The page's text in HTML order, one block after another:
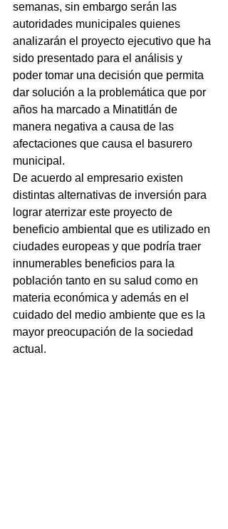
semanas, sin embargo serán las
autoridades municipales quienes
analizarán el proyecto ejecutivo que ha
sido presentado para el análisis y
poder tomar una decisión que permita
dar solución a la problemática que por
años ha marcado a Minatitlán de
manera negativa a causa de las
afectaciones que causa el basurero
municipal.
De acuerdo al empresario existen
distintas alternativas de inversión para
lograr aterrizar este proyecto de
beneficio ambiental que es utilizado en
ciudades europeas y que podría traer
innumerables beneficios para la
población tanto en su salud como en
materia económica y además en el
cuidado del medio ambiente que es la
mayor preocupación de la sociedad
actual.